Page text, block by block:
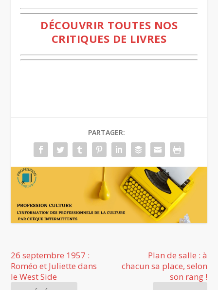
DÉCOUVRIR TOUTES NOS
CRITIQUES DE LIVRES
PARTAGER:
26 septembre 1957 :
Roméo et Juliette dans
le West Side
Plan de salle : à
chacun sa place, selon
son rang !